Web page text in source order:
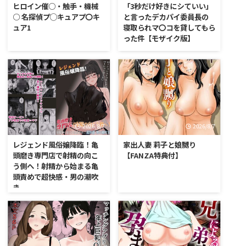
ヒロイン催○・触手・機械
○ 名探偵プ◯キュアプ〇キ
ュア1
「3秒だけ好きにシていい」
と言ったデカパイ委員長の
寝取られマ〇コを貸してもら
った件【モザイク版】
2026/8/7
レジェンド風俗嬢降臨！亀
頭磨き専門店で射精の向こ
う側へ！射精から始まる亀
頭責めで超快感・男の潮吹
き
2026/8/7
家出人妻 莉子と娘嬲り
【FANZA特典付】